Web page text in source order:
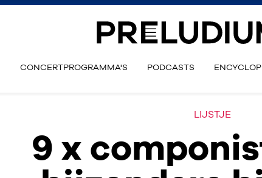
CONCERTPROGRAMMA'S PODCASTS
LIJSTJE
9 x